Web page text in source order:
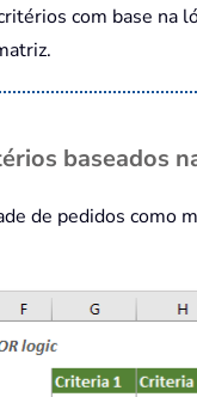
com base na
baseados
de pedidos como